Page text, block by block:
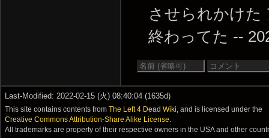
させられかけた
終わってた --
Last-Modified: 2022-02-15 (火) 08:40:04 (1635d)
This site contains contents fromThe Left 4 Dead Wiki , and is licensed under the
Creative Commons Attribution-Share Alike License
All trademarks are property of their respective owners in the USA and other